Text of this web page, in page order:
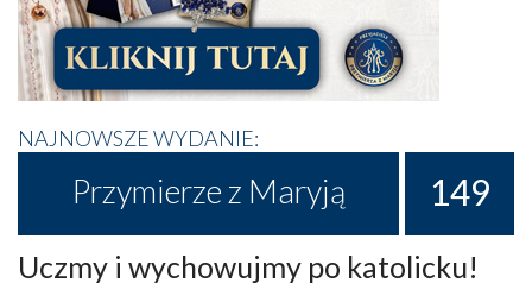
NAJNOWSZE WYDANIE:
Przymierze z Maryją 149
Uczmy i wychowujmy po katolicku!